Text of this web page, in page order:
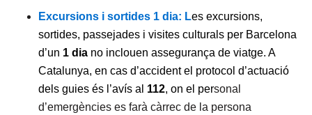
Excursions i sortides 1 dia: Les excursions,
sortides, passejades i visites culturals per Barcelona
d’un 1 dia no inclouen assegurança de viatge. A
Catalunya, en cas d’accident el protocol d’actuació
dels guies és l’avís al 112, on el personal
d’emergències es farà càrrec de la persona